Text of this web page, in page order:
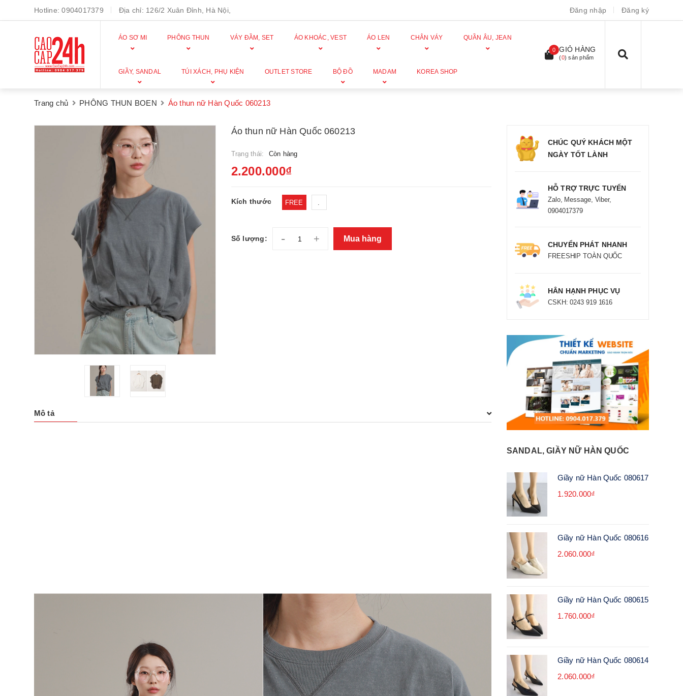
Hotline:0904017379 Địa chỉ: 126/2 Xuân Đỉnh, Hà Nội, Đăng nhập Đăng ký
ÁO SƠ MI PHÔNG THUN VÁY ĐẦM, SET ÁO KHOÁC, VEST ÁO LEN CHÂN VÁY QUẦN ÂU, JEAN
GIẦY, SANDAL TÚI XÁCH, PHỤ KIỆN OUTLET STORE BỘ ĐỒ MADAM KOREA SHOP
0 GIỎ HÀNG
(0) sản phẩm
Trang chủ PHÔNG THUN BOEN Áo thun nữ Hàn Quốc 060213
Áo thun nữ Hàn Quốc 060213
Trạng thái: Còn hàng
2.200.000₫
Kích thước FREE .
Số lượng: - + Mua hàng
Mô tả
CHÚC QUÝ KHÁCH MỘT
NGÀY TỐT LÀNH
HỖ TRỢ TRỰC TUYẾN
Zalo, Message, Viber,
0904017379
CHUYỂN PHÁT NHANH
FREESHIP TOÀN QUỐC
HÂN HẠNH PHỤC VỤ
CSKH: 0243 919 1616
SANDAL, GIẦY NỮ HÀN QUỐC
Giầy nữ Hàn Quốc 080617
1.920.000₫
Giầy nữ Hàn Quốc 080616
2.060.000₫
Giầy nữ Hàn Quốc 080615
1.760.000₫
Giầy nữ Hàn Quốc 080614
2.060.000₫